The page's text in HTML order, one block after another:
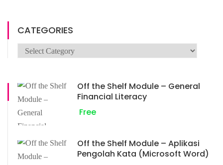
CATEGORIES
Categories
Off the Shelf Module – General
Financial Literacy
Free
Off the Shelf Module – Aplikasi
Pengolah Kata (Microsoft Word)